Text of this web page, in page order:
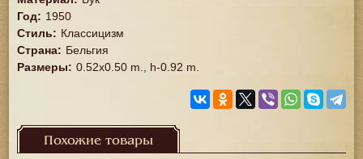
Год: 1950
Стиль: Классицизм
Страна: Бельгия
Размеры: 0.52x0.50 m., h-0.92 m.
Похожие товары